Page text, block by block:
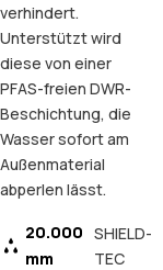
verhindert.
Unterstützt wird
diese von einer
PFAS-freien DWR-
Beschichtung, die
Wasser sofort am
Außenmaterial
abperlen lässt.
20.000
mm
SHIELD-
TEC